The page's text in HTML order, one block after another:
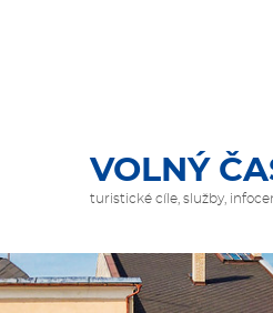
VOLNÝ